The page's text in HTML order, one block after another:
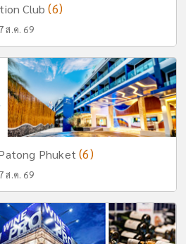
Club(6)
ส.ค. 69
Phuket(6)
ส.ค. 69